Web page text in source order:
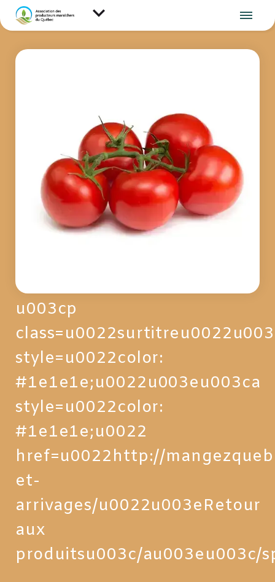
u003cp
style=u0022color:
#1e1e1e;u0022u003eu003ca
style=u0022color:
#1e1e1e;u0022
href=u0022http://
et-
arrivages/u0022u003eRetour
aux
produitsu003c/au003eu003c/